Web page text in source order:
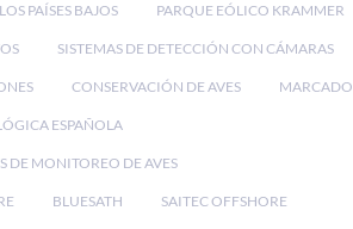
PAÍSES BAJOS PARQUE EÓLICO KRAMMER
SISTEMAS DE DETECCIÓN CON CÁMARAS
CONSERVACIÓN DE AVES MARCADO
ESPAÑOLA
DE MONITOREO DE AVES
BLUESATH SAITEC OFFSHORE